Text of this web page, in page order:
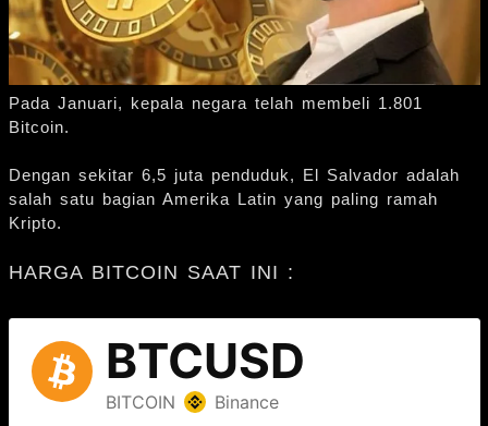
Pada Januari, kepala negara telah membeli 1.801
Bitcoin.
Dengan sekitar 6,5 juta penduduk, El Salvador adalah
salah satu bagian Amerika Latin yang paling ramah
Kripto.
HARGA BITCOIN SAAT INI :